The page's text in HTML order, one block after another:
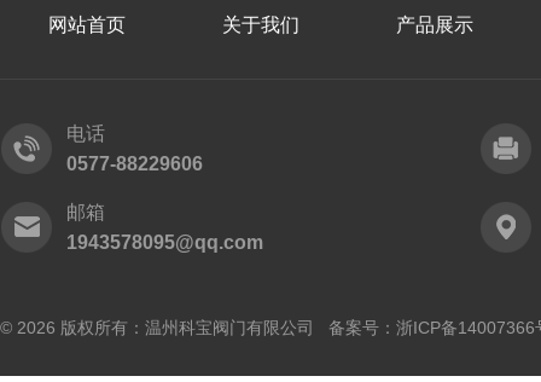
网站首页 关于我们 产品展示
电话
0577-88229606
邮箱
1943578095@qq.com
© 2026 版权所有：温州科宝阀门有限公司 备案号： 浙ICP备14007366